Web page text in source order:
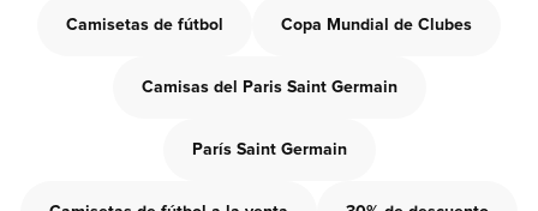
Camisetas de fútbol Copa Mundial de Clubes
Camisas del Paris Saint Germain
París Saint Germain